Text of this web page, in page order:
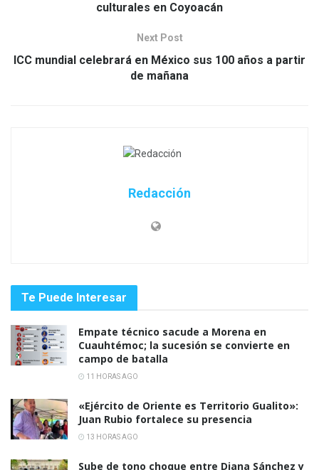
culturales en Coyoacán
Next Post
ICC mundial celebrará en México sus 100 años a partir
de mañana
Redacción
Te Puede Interesar
Empate técnico sacude a Morena en
Cuauhtémoc; la sucesión se convierte en
campo de batalla
11 HORAS AGO
«Ejército de Oriente es Territorio Gualito»:
Juan Rubio fortalece su presencia
13 HORAS AGO
Sube de tono choque entre Diana Sánchez y